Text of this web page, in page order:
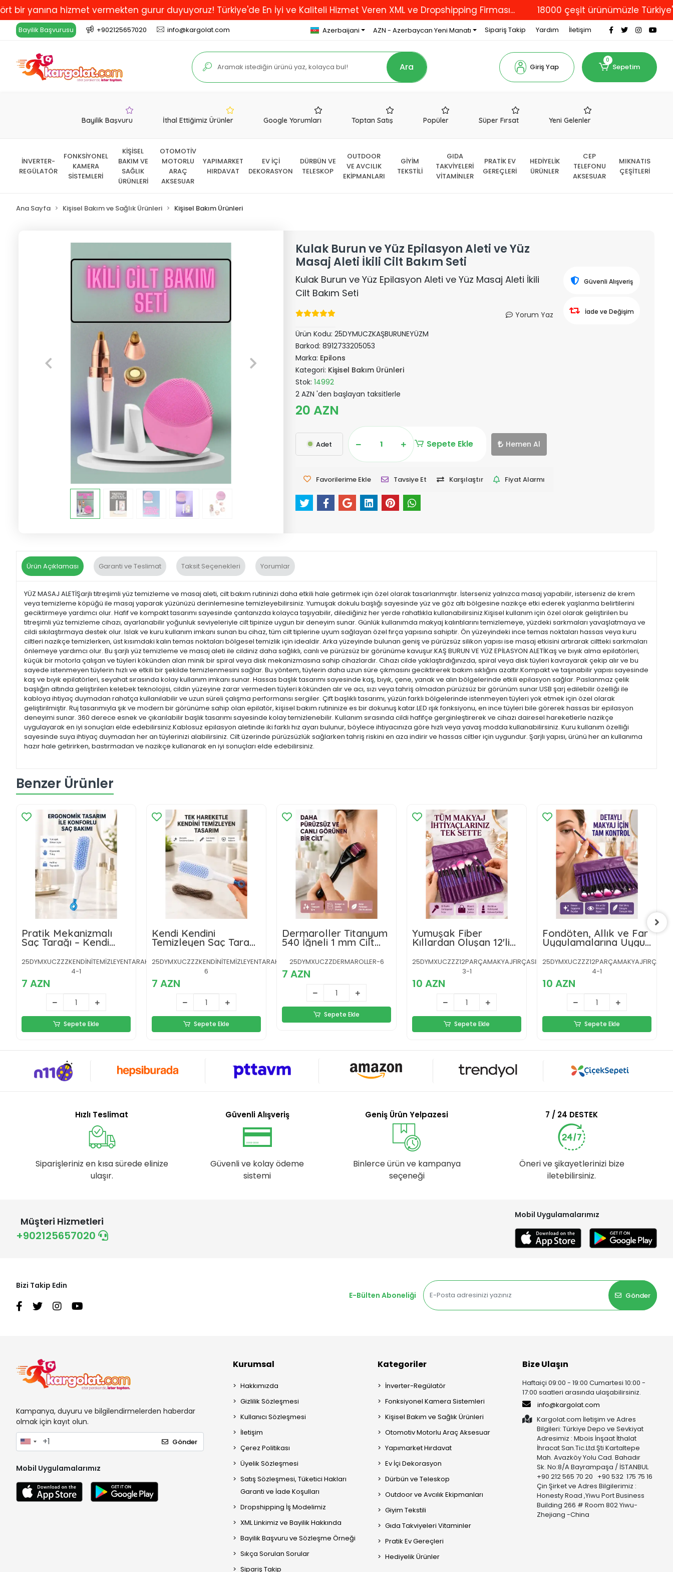
hizmet vermekten gurur duyuyoruz! Türkiye'de En İyi ve Kaliteli Hizmet Veren XML ve Dropshipping Firması... 18000 çeşit ürünümüzle Türkiye'nin
Bayilik Başvurusu +902125657020 info@kargolat.com Azerbaijani AZN - Azerbaycan Yeni Manatı Sipariş Takip Yardım İletişim
Ara Giriş Yap
0
Sepetim
Bayilik Başvuru İthal Ettiğimiz Ürünler Google Yorumları Toptan Satış Popüler Süper Fırsat Yeni Gelenler
İNVERTER-
REGÜLATÖR
FONKSİYONEL
KAMERA
SİSTEMLERİ
KİŞİSEL
BAKIM VE
SAĞLIK
ÜRÜNLERİ
OTOMOTİV
MOTORLU
ARAÇ
AKSESUAR
YAPIMARKET
HIRDAVAT
EV İÇİ
DEKORASYON
DÜRBÜN VE
TELESKOP
OUTDOOR
VE AVCILIK
EKİPMANLARI
GİYİM
TEKSTİLİ
GIDA
TAKVİYELERİ
VİTAMİNLER
PRATİK EV
GEREÇLERİ
HEDİYELİK
ÜRÜNLER
CEP
TELEFONU
AKSESUAR
MIKNATIS
ÇEŞİTLERİ
Ana Sayfa Kişisel Bakım ve Sağlık Ürünleri Kişisel Bakım Ürünleri
Kulak Burun ve Yüz Epilasyon Aleti ve Yüz
Masaj Aleti İkili Cilt Bakım Seti
Kulak Burun ve Yüz Epilasyon Aleti ve Yüz Masaj Aleti İkili
Cilt Bakım Seti
Yorum Yaz
Ürün Kodu:25DYMUCZKAŞBURUNEYÜZM
Barkod:8912733205053
Marka: Epilons
Kategori: Kişisel Bakım Ürünleri
Stok:14992
2 AZN 'den başlayan taksitlerle
20 AZN
Adet Sepete Ekle Hemen Al
Favorilerime Ekle Tavsiye Et Karşılaştır Fiyat Alarmı
Güvenli Alışveriş
İade ve Değişim
Ürün Açıklaması Garanti ve Teslimat Taksit Seçenekleri Yorumlar
YÜZ MASAJ ALETİŞarjlı titreşimli yüz temizleme ve masaj aleti, cilt bakım rutininizi daha etkili hale getirmek için özel olarak tasarlanmıştır. İsterseniz yalnızca masaj yapabilir, isterseniz de krem
veya temizleme köpüğü ile masaj yaparak yüzünüzü derinlemesine temizleyebilirsiniz. Yumuşak dokulu başlığı sayesinde yüz ve göz altı bölgesine nazikçe etki ederek yaşlanma belirtilerini
geciktirmeye yardımcı olur. Hafif ve kompakt tasarımı sayesinde çantanızda kolayca taşıyabilir, dilediğiniz her yerde rahatlıkla kullanabilirsiniz.Kişisel kullanım için özel olarak geliştirilen bu
titreşimli yüz temizleme cihazı, ayarlanabilir yoğunluk seviyeleriyle cilt tipinize uygun bir deneyim sunar. Günlük kullanımda makyaj kalıntılarını temizlemeye, yüzdeki sarkmaları yavaşlatmaya ve
cildi sıkılaştırmaya destek olur. Islak ve kuru kullanım imkanı sunan bu cihaz, tüm cilt tiplerine uyum sağlayan özel fırça yapısına sahiptir. Ön yüzeyindeki ince temas noktaları hassas veya kuru
ciltleri nazikçe temizlerken, üst kısımdaki kalın temas noktaları bölgesel temizlik için idealdir. Arka yüzeyinde bulunan geniş ve pürüzsüz silikon yapısı ise masaj etkisini artırarak ciltteki sarkmaları
önlemeye yardımcı olur. Bu şarjlı yüz temizleme ve masaj aleti ile cildiniz daha sağlıklı, canlı ve pürüzsüz bir görünüme kavuşur.KAŞ BURUN VE YÜZ EPİLASYON ALETİKaş ve bıyık alma epilatörleri,
küçük bir motorla çalışan ve tüyleri kökünden alan minik bir spiral veya disk mekanizmasına sahip cihazlardır. Cihazı cilde yaklaştırdığınızda, spiral veya disk tüyleri kavrayarak çekip alır ve bu
sayede istenmeyen tüylerin hızlı ve etkili bir şekilde temizlenmesini sağlar. Bu yöntem, tüylerin daha uzun süre çıkmasını geciktirerek bakım sıklığını azaltır.Kompakt ve taşınabilir yapısı sayesinde
kaş ve bıyık epilatörleri, seyahat sırasında kolay kullanım imkanı sunar. Hassas başlık tasarımı sayesinde kaş, bıyık, çene, yanak ve alın bölgelerinde etkili epilasyon sağlar. Paslanmaz çelik
başlığın altında geliştirilen kelebek teknolojisi, cildin yüzeyine zarar vermeden tüyleri kökünden alır ve acı, sızı veya tahriş olmadan pürüzsüz bir görünüm sunar.USB şarj edilebilir özelliği ile
kabloya ihtiyaç duymadan rahatça kullanılabilir ve uzun süreli çalışma performansı sergiler. Çift başlıklı tasarımı, yüzün farklı bölgelerinde istenmeyen tüyleri yok etmek için özel olarak
geliştirilmiştir. Ruj tasarımıyla şık ve modern bir görünüme sahip olan epilatör, kişisel bakım rutininize es bir dokunuş katar.LED ışık fonksiyonu, en ince tüyleri bile görerek hassas bir epilasyon
deneyimi sunar. 360 derece esnek ve çıkarılabilir başlık tasarımı sayesinde kolay temizlenebilir. Kullanım sırasında cildi hafifçe gerginleştirerek ve cihazı dairesel hareketlerle nazikçe
uygulayarak en iyi sonuçları elde edebilirsiniz.Kablosuz epilasyon aletinde iki farklı hız ayarı bulunur, böylece ihtiyacınıza göre hızlı veya yavaş modda kullanabilirsiniz. Kuru kullanım özelliği
sayesinde suya ihtiyaç duymadan her an tüylerinizi alabilirsiniz. Cilt üzerinde pürüzsüzlük sağlarken tahriş riskini en aza indirir ve hassas ciltler için uygundur. Şarjlı yapısı, ürünü her an kullanıma
hazır hale getirirken, bastırmadan ve nazikçe kullanarak en iyi sonuçları elde edebilirsiniz.
Benzer Ürünler
Pratik Mekanizmalı
Saç Tarağı – Kendi
Kendini Temizler,
Taşınabilir
25DYMXUCZZZKENDİNİTEMİZLEYENTARAKKKK-
4-1
7 AZN
Sepete Ekle
Kendi Kendini
Temizleyen Saç Tarağı
– Anti-Statik, Silikon
Uçlu, ABS Malzeme,
25DYMXUCZZZKENDİNİTEMİZLEYENTARAKKKK-
6
7 AZN
Sepete Ekle
Dermaroller Titanyum
540 İğneli 1 mm Cilt
Yenileme ve Anti Aging
Etkisi
25DYMXUCZZDERMAROLLER-6
7 AZN
Sepete Ekle
Yumuşak Fiber
Kıllardan Oluşan 12'li
Makyaj Fırçası Seti
Göz Farı Allık ve
Kontür İçin
25DYMXUCZZZ12PARÇAMAKYAJFIRÇASIIIIII-
3-1
10 AZN
Sepete Ekle
Fondöten, Allık ve Far
Uygulamalarına Uygun
12 Parça Makyaj Fırça
Takımı Ergonomik
4-1
10 AZN
Sepete Ekle
Hızlı Teslimat
Siparişleriniz en kısa sürede elinize
ulaşır.
Güvenli Alışveriş
Güvenli ve kolay ödeme
sistemi
Geniş Ürün Yelpazesi
Binlerce ürün ve kampanya
seçeneği
7 / 24 DESTEK
Öneri ve şikayetlerinizi bize
iletebilirsiniz.
Müşteri Hizmetleri
+902125657020
Mobil Uygulamalarımız
Bizi Takip Edin
E-Bülten Aboneliği
Gönder
Kampanya, duyuru ve bilgilendirmelerden haberdar
olmak için kayıt olun.
Gönder
Mobil Uygulamalarımız
Kurumsal
Hakkımızda
Gizlilik Sözleşmesi
Kullanıcı Sözleşmesi
İletişim
Çerez Politikası
Üyelik Sözleşmesi
Satış Sözleşmesi, Tüketici Hakları
Garanti ve İade Koşulları
Dropshipping İş Modelimiz
XML Linkimiz ve Bayilik Hakkında
Bayilik Başvuru ve Sözleşme Örneği
Sıkça Sorulan Sorular
Sipariş Takip
Kategoriler
İnverter-Regülatör
Fonksiyonel Kamera Sistemleri
Kişisel Bakım ve Sağlık Ürünleri
Otomotiv Motorlu Araç Aksesuar
Yapımarket Hırdavat
Ev İçi Dekorasyon
Dürbün ve Teleskop
Outdoor ve Avcılık Ekipmanları
Giyim Tekstili
Gıda Takviyeleri Vitaminler
Pratik Ev Gereçleri
Hediyelik Ürünler
Bize Ulaşın
Haftaiçi 09:00 - 19:00 Cumartesi 10:00 -
17:00 saatleri arasında ulaşabilirsiniz.
info@kargolat.com
Kargolat.com İletişim ve Adres
Bilgileri: Türkiye Depo ve Sevkiyat
Adresimiz : Mbois İnşaat İthalat
İhracat San.Tic.Ltd.Şti Kartaltepe
Mah. Avazköy Yolu Cad. Bahadır
Sk. No:8/A Bayrampaşa / İSTANBUL
+90 212 565 70 20 +90 532 175 75 16
Çin Şirket ve Adres Bilgilerimiz :
Honesty Road ,Yiwu Port Business
Building 266 # Room 802 Yiwu-
Zhejiang -China